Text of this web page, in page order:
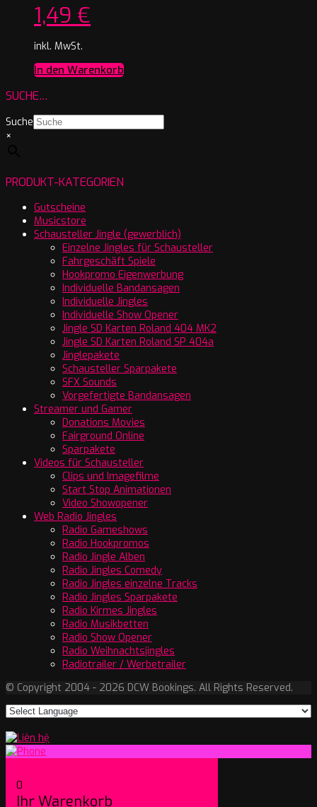
1,49 €
inkl. MwSt.
In den Warenkorb
SUCHE…
Suche
×
PRODUKT-KATEGORIEN
Gutscheine
Musicstore
Schausteller Jingle (gewerblich)
Einzelne Jingles für Schausteller
Fahrgeschäft Spiele
Hookpromo Eigenwerbung
Individuelle Bandansagen
Individuelle Jingles
Individuelle Show Opener
Jingle SD Karten Roland 404 MK2
Jingle SD Karten Roland SP 404a
Jinglepakete
Schausteller Sparpakete
SFX Sounds
Vorgefertigte Bandansagen
Streamer und Gamer
Donations Movies
Fairground Online
Sparpakete
Videos für Schausteller
Clips und Imagefilme
Start Stop Animationen
Video Showopener
Web Radio Jingles
Radio Gameshows
Radio Hookpromos
Radio Jingle Alben
Radio Jingles Comedy
Radio Jingles einzelne Tracks
Radio Jingles Sparpakete
Radio Kirmes Jingles
Radio Musikbetten
Radio Show Opener
Radio Weihnachtsjingles
Radiotrailer / Werbetrailer
© Copyright 2004 - 2026 DCW Bookings. All Rights Reserved.
0
Ihr Warenkorb